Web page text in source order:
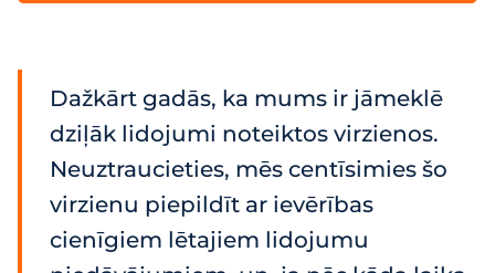
Dažkārt gadās, ka mums ir jāmeklē
dziļāk lidojumi noteiktos virzienos.
Neuztraucieties, mēs centīsimies šo
virzienu piepildīt ar ievērības
cienīgiem lētajiem lidojumu